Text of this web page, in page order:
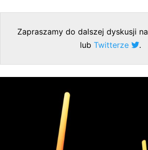
Zapraszamy do dalszej dyskusji na
lub Twitterze .